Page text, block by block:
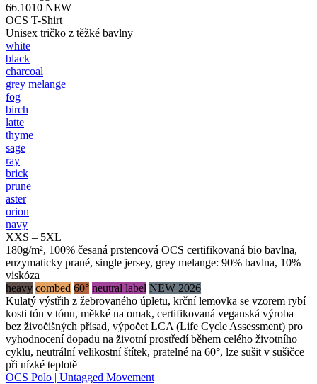
66.1010 NEW
OCS T-Shirt
Unisex tričko z těžké bavlny
white
black
charcoal
grey melange
fog
birch
latte
thyme
sage
ray
brick
prune
aster
orion
navy
XXS – 5XL
180g/m², 100% česaná prstencová OCS certifikovaná bio bavlna,
enzymaticky prané, single jersey, grey melange: 90% bavlna, 10%
viskóza
heavy combed 60° neutral label NEW 2026
Kulatý výstřih z žebrovaného úpletu, krční lemovka se vzorem rybí
kosti tón v tónu, měkké na omak, certifikovaná veganská výroba
bez živočišných přísad, výpočet LCA (Life Cycle Assessment) pro
vyhodnocení dopadu na životní prostředí během celého životního
cyklu, neutrální velikostní štítek, pratelné na 60°, lze sušit v sušičce
při nízké teplotě
OCS Polo | Untagged Movement